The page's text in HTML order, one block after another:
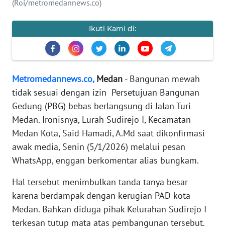
(Roi/metromedannews.co)
Ikuti Kami di:
Metromedannews.co, Medan - Bangunan mewah
tidak sesuai dengan izin Persetujuan Bangunan
Gedung (PBG) bebas berlangsung di Jalan Turi
Medan. Ironisnya, Lurah Sudirejo I, Kecamatan
Medan Kota, Said Hamadi, A.Md saat dikonfirmasi
awak media, Senin (5/1/2026) melalui pesan
WhatsApp, enggan berkomentar alias bungkam.
Hal tersebut menimbulkan tanda tanya besar
karena berdampak dengan kerugian PAD kota
Medan. Bahkan diduga pihak Kelurahan Sudirejo I
terkesan tutup mata atas pembangunan tersebut.
PEDOMAN
KARIR
DISCLAIMER
Wahana
News
WN
SUMUT